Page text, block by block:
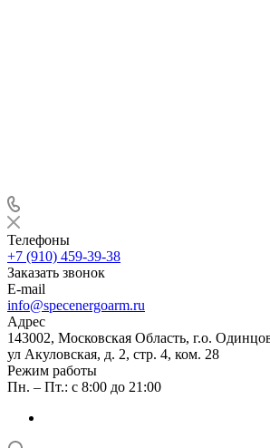
Телефоны
+7 (910) 459-39-38
Заказать звонок
E-mail
info@specenergoarm.ru
Адрес
143002, Московская Область, г.о.
ул Акуловская, д. 2, стр. 4, ком. 28
Режим работы
Пн. – Пт.: с 8:00 до 21:00